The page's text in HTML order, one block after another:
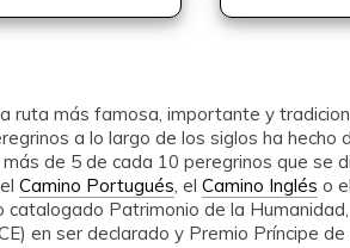
ruta más famosa, importante y
a lo largo de los siglos ha hecho
de 5 de cada 10 peregrinos que se
Camino Portugués, el Camino Inglés o el
catalogado Patrimonio de la
en ser declarado y Premio Príncipe